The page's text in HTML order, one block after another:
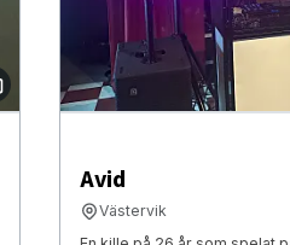
Avid
Västervik